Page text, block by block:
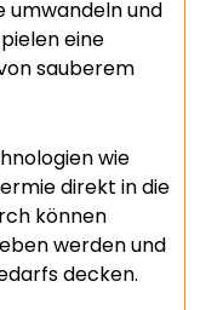
umwandeln und
eine
sauberem
wie
direkt in die
können
werden und
decken.